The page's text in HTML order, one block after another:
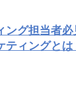
ング担当者
ティングとは